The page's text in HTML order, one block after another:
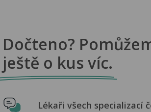
Dočteno?
ještě o kus víc.
Lékaři všech specializací